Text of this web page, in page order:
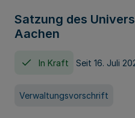
Satzung des
Aachen
In Kraft Seit 16. Juli
Verwaltungsvorschrift